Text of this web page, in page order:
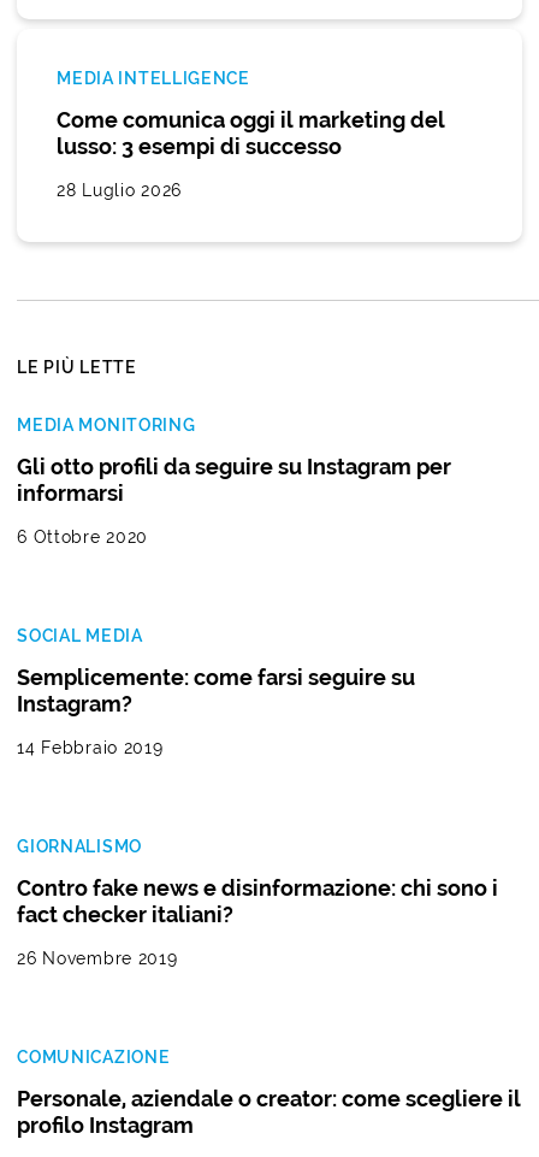
MEDIA INTELLIGENCE
Come comunica oggi il marketing del
lusso: 3 esempi di successo
28 Luglio 2026
LE PIÙ LETTE
MEDIA MONITORING
Gli otto profili da seguire su Instagram per
informarsi
6 Ottobre 2020
SOCIAL MEDIA
Semplicemente: come farsi seguire su
Instagram?
14 Febbraio 2019
GIORNALISMO
Contro fake news e disinformazione: chi sono i
fact checker italiani?
26 Novembre 2019
COMUNICAZIONE
Personale, aziendale o creator: come scegliere il
profilo Instagram